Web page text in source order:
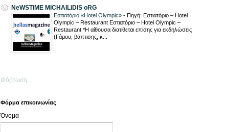
NeWSTiME MICHAILiDIS oRG
Εστιατόριο «Hotel Olympic» - Πηγή: Εστιατόριο – Hotel
Olympic – Restaurant Εστιατόριο – Hotel Olympic –
Restaurant *Η αίθουσα διατίθεται επίσης για εκδηλώσεις
(Γάμου, βάπτισης, κ...
Φόρτωση...
Φόρμα επικοινωνίας
Όνομα